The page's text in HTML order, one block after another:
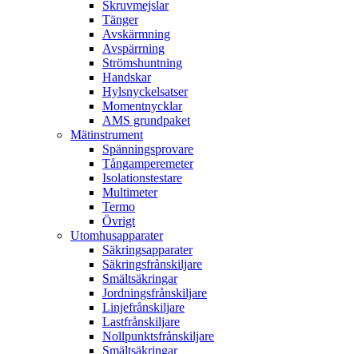
Skruvmejslar
Tänger
Avskärmning
Avspärrning
Strömshuntning
Handskar
Hylsnyckelsatser
Momentnycklar
AMS grundpaket
Mätinstrument
Spänningsprovare
Tångamperemeter
Isolationstestare
Multimeter
Termo
Övrigt
Utomhusapparater
Säkringsapparater
Säkringsfrånskiljare
Smältsäkringar
Jordningsfrånskiljare
Linjefrånskiljare
Lastfrånskiljare
Nollpunktsfrånskiljare
Smältsäkringar